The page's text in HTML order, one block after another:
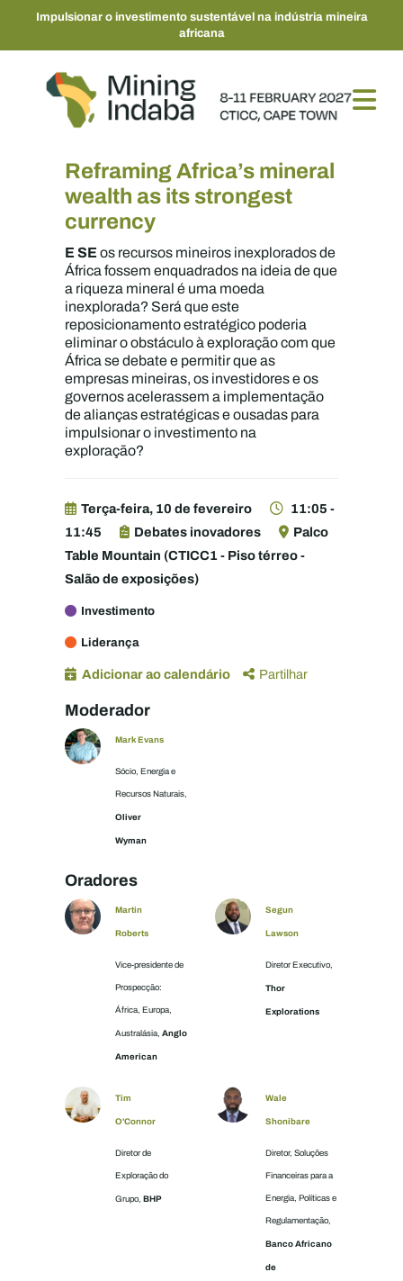
Impulsionar o investimento sustentável na indústria mineira
africana
Reframing Africa’s mineral
wealth as its strongest
currency
E SEos recursos mineiros inexplorados de
África fossem enquadrados na ideia de que
a riqueza mineral é uma moeda
inexplorada? Será que este
reposicionamento estratégico poderia
eliminar o obstáculo à exploração com que
África se debate e permitir que as
empresas mineiras, os investidores e os
governos acelerassem a implementação
de alianças estratégicas e ousadas para
impulsionar o investimento na
exploração?
Terça-feira, 10 de fevereiro
11:05 -
11:45
Debates inovadores
Palco
Table Mountain (CTICC1 - Piso térreo -
Salão de exposições)
Investimento
Liderança
Adicionar ao calendário Partilhar
Moderador
Mark Evans
Sócio, Energia e
Recursos Naturais,
Oliver
Wyman
Oradores
Martin
Roberts
Vice-presidente de
Prospecção:
África, Europa,
Australásia, Anglo
American
Segun
Lawson
Diretor Executivo,
Thor
Explorations
Tim
O'Connor
Diretor de
Exploração do
Grupo, BHP
Wale
Shonibare
Diretor, Soluções
Financeiras para a
Energia, Políticas e
Regulamentação,
Banco Africano
de